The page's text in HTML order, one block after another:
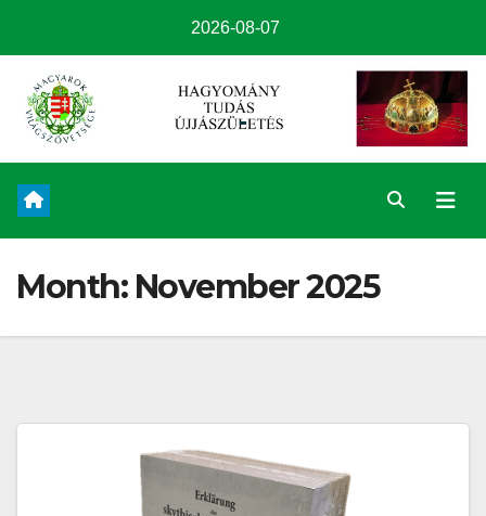
2026-08-07
Month: November 2025